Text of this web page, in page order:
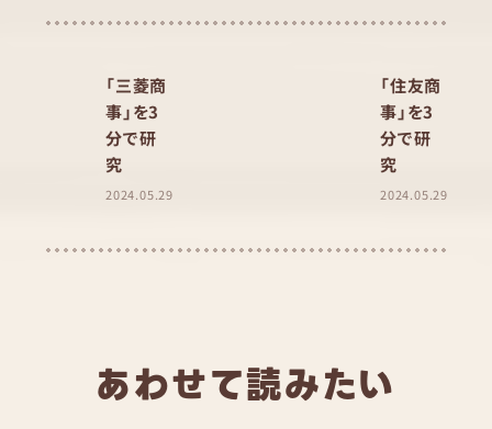
「三菱商
事」を3
分で研
究
2024.05.29
「住友商
事」を3
分で研
究
2024.05.29
あわせて読みたい